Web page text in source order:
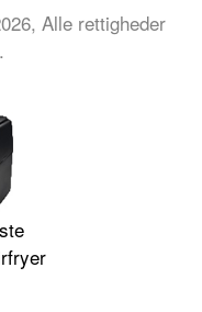
Alle rettigheder